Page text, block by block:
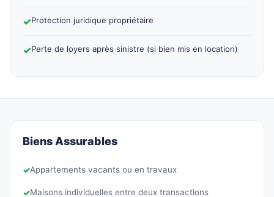
✓Protection juridique propriétaire
✓Perte de loyers après sinistre (si bien mis en location)
Biens Assurables
✓Appartements vacants ou en travaux
✓Maisons individuelles entre deux transactions